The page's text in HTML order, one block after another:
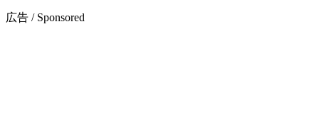
広告 / Sponsored